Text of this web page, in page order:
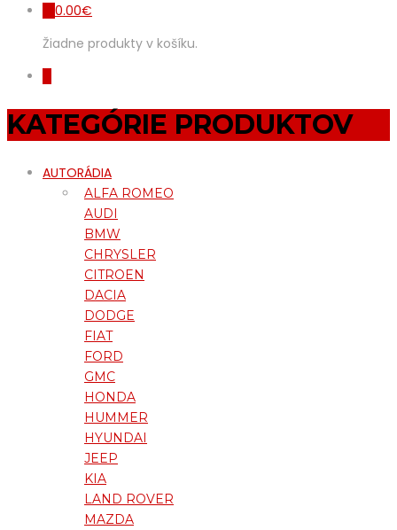
0.00€
Žiadne produkty v košíku.
KATEGÓRIE PRODUKTOV
AUTORÁDIA
ALFA ROMEO
AUDI
BMW
CHRYSLER
CITROEN
DACIA
DODGE
FIAT
FORD
GMC
HONDA
HUMMER
HYUNDAI
JEEP
KIA
LAND ROVER
MAZDA